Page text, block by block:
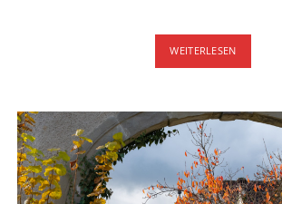
WEITERLESENVORDERE
HÖHI